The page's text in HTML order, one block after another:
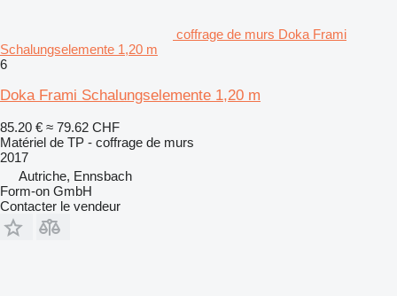
coffrage de murs Doka Frami
Schalungselemente 1,20 m
6
Doka Frami Schalungselemente 1,20 m
85.20 € ≈ 79.62 CHF
Matériel de TP - coffrage de murs
2017
Autriche, Ennsbach
Form-on GmbH
Contacter le vendeur